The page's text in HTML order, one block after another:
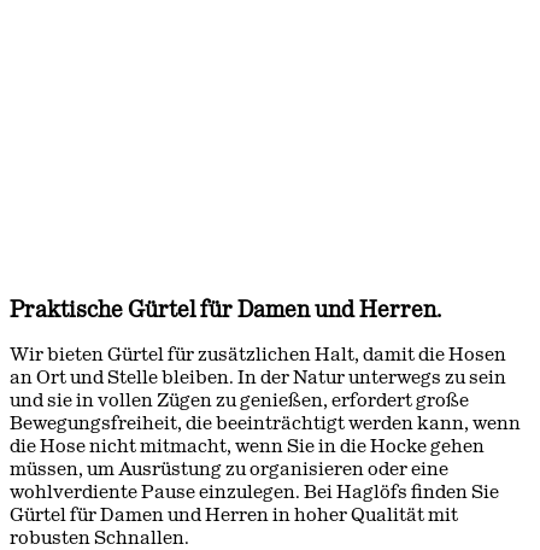
Praktische Gürtel für Damen und Herren.
Wir bieten Gürtel für zusätzlichen Halt, damit die Hosen
an Ort und Stelle bleiben. In der Natur unterwegs zu sein
und sie in vollen Zügen zu genießen, erfordert große
Bewegungsfreiheit, die beeinträchtigt werden kann, wenn
die Hose nicht mitmacht, wenn Sie in die Hocke gehen
müssen, um Ausrüstung zu organisieren oder eine
wohlverdiente Pause einzulegen. Bei Haglöfs finden Sie
Gürtel für Damen und Herren in hoher Qualität mit
robusten Schnallen.